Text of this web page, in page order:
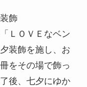
飾
ＬＯＶＥなベン
装飾を施し、お
をその場で飾っ
後、七夕にゆか